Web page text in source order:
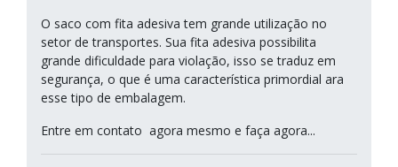
O saco com fita adesiva tem grande utilização no
setor de transportes. Sua fita adesiva possibilita
grande dificuldade para violação, isso se traduz em
segurança, o que é uma característica primordial ara
esse tipo de embalagem.
Entre em contato agora mesmo e faça agora...